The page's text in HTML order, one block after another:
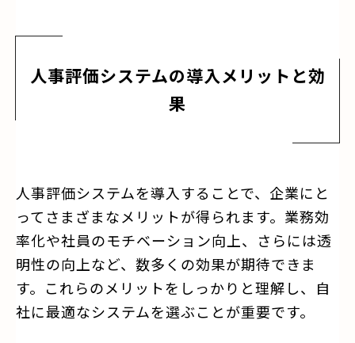
人事評価システムの導入メリットと効
果
人事評価システムを導入することで、企業にと
ってさまざまなメリットが得られます。業務効
率化や社員のモチベーション向上、さらには透
明性の向上など、数多くの効果が期待できま
す。これらのメリットをしっかりと理解し、自
社に最適なシステムを選ぶことが重要です。